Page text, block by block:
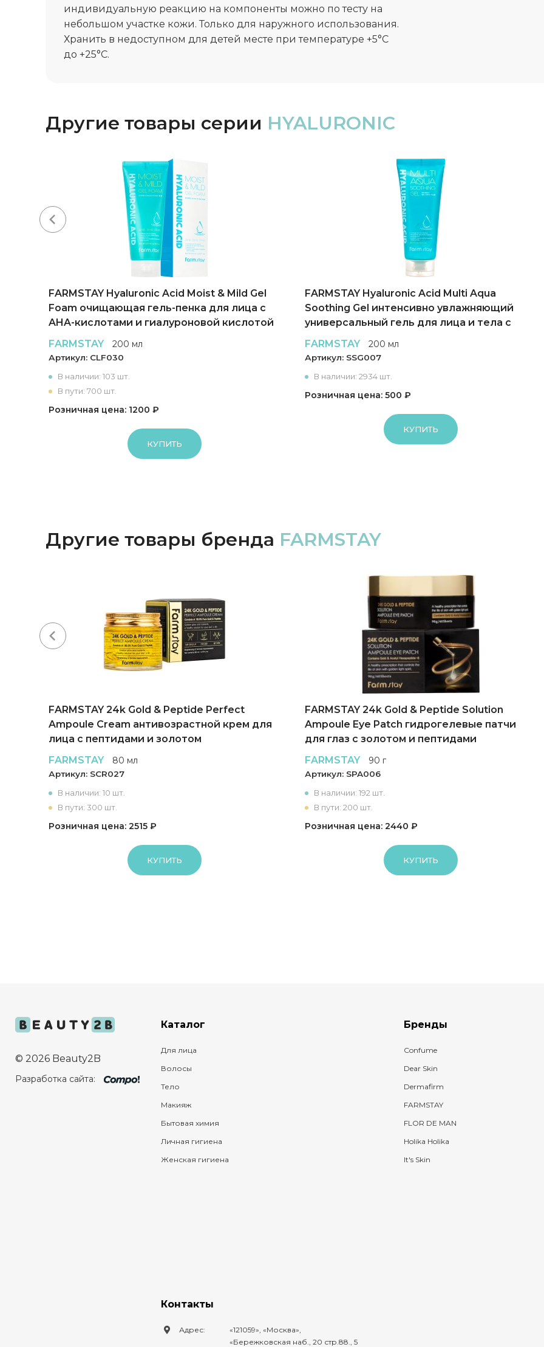
индивидуальную реакцию на компоненты можно по тесту на
небольшом участке кожи. Только для наружного использования.
Хранить в недоступном для детей месте при температуре +5°C
до +25°C.
Другие товары серии HYALURONIC
FARMSTAY Hyaluronic Acid Moist & Mild Gel
Foam очищающая гель-пенка для лица с
AHA-кислотами и гиалуроновой кислотой
FARMSTAY
200 мл
Артикул: CLF030
В наличии: 103 шт.
В пути: 700 шт.
Розничная цена: 1200 ₽
КУПИТЬ
FARMSTAY Hyaluronic Acid Multi Aqua
Soothing Gel интенсивно увлажняющий
универсальный гель для лица и тела с
гиалуроновой кислотой
FARMSTAY 200 мл
Артикул: SSG007
В наличии: 2934 шт.
Розничная цена: 500 ₽
КУПИТЬ
Другие товары бренда FARMSTAY
FARMSTAY 24k Gold & Peptide Perfect
Ampoule Cream антивозрастной крем для
лица с пептидами и золотом
FARMSTAY
80 мл
Артикул: SCR027
В наличии: 10 шт.
В пути: 300 шт.
Розничная цена: 2515 ₽
КУПИТЬ
FARMSTAY 24k Gold & Peptide Solution
Ampoule Eye Patch гидрогелевые патчи
для глаз с золотом и пептидами
FARMSTAY
90 г
Артикул: SPA006
В наличии: 192 шт.
В пути: 200 шт.
Розничная цена: 2440 ₽
КУПИТЬ
© 2026 Beauty2B
Разработка сайта:
Каталог
Для лица
Волосы
Тело
Макияж
Бытовая химия
Личная гигиена
Женская гигиена
Бренды
Confume
Dear Skin
Dermafirm
FARMSTAY
FLOR DE MAN
Holika Holika
It's Skin
Контакты
Адрес: 121059 , Москва ,
Бережковская наб., 20 стр.88., 5